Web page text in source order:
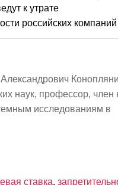
к утрате
российских компаний
наук, профессор, член
исследованиям в
ставка,